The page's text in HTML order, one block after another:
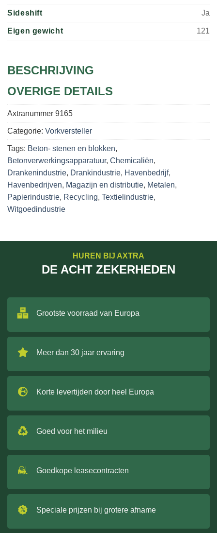
Sideshift Ja
Eigen gewicht 121
BESCHRIJVING
OVERIGE DETAILS
Axtranummer 9165
Categorie: Vorkversteller
Tags: Beton- stenen en blokken,
Betonverwerkingsapparatuur, Chemicaliën,
Drankenindustrie, Drankindustrie, Havenbedrijf,
Havenbedrijven, Magazijn en distributie, Metalen,
Papierindustrie, Recycling, Textielindustrie,
Witgoedindustrie
HUREN BIJ AXTRA
DE ACHT ZEKERHEDEN
Grootste voorraad van Europa
Meer dan 30 jaar ervaring
Korte levertijden door heel Europa
Goed voor het milieu
Goedkope leasecontracten
Speciale prijzen bij grotere afname